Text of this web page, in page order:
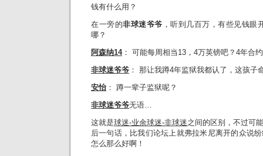
钱有什么用？
在一旁的非球迷爷爷 ，听到几百万，有些见钱眼
哪？
阿森纳14： 可能每周相当13，4万英镑吧？4年合
非球迷爷爷 ： 那让我蹲4年监狱我都认了，这孩子
安怡 ： 蹲一辈子监狱呢？
非球迷爷爷无语…
这就是球迷-业余球迷-非球迷之间的区别，不过可
后一句话，比我们论坛上就弗拉米尼离开的众说
怎么那么好啊！